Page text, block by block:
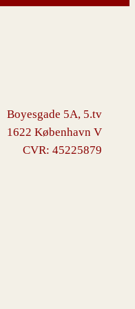
Boyesgade 5A, 5.tv
1622 København V
CVR: 45225879